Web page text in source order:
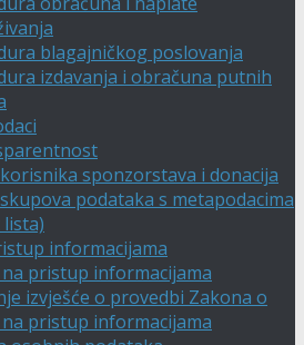
blagajničkog poslovanja
izdavanja i obračuna putnih
sponzorstava i donacija
podataka s metapodacima
lista)
informacijama
pristup informacijama
izvješće o provedbi Zakona o
pristup informacijama